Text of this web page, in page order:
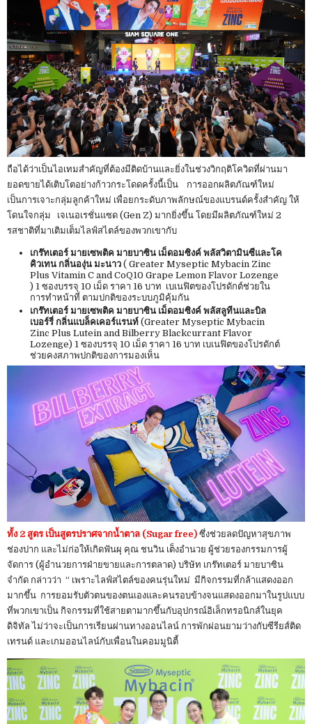
ถือได้ว่าเป็นไอเทมสำคัญที่ต้องมีติดบ้านและยิ่งในช่วงวิกฤติโควิดที่ผ่านมา
ยอดขายได้เติบโตอย่างก้าวกระโดดครั้งนี้เป็น การออกผลิตภัณฑ์ใหม่
เป็นการเจาะกลุ่มลูกค้าใหม่ เพื่อยกระดับภาพลักษณ์ของแบรนด์ครั้งสำคัญ ให้
โดนใจกลุ่ม เจเนอเรชั่นแซด (Gen Z) มากยิ่งขึ้น โดยมีผลิตภัณฑ์ใหม่ 2
รสชาติที่มาเติมเต็มไลฟ์สไตล์ของพวกเขากับ
เกร๊ทเตอร์ มายเซพติค มายบาซิน เม็ดอมซิงค์ พลัสวิตามินซีและโค
คิวเทน กลิ่นองุ่น มะนาว( Greater Myseptic Mybacin Zinc
Plus Vitamin C and CoQ10 Grape Lemon Flavor Lozenge
) 1 ซองบรรจุ 10 เม็ด ราคา 16 บาท เบเนฟิตของโปรดักต์ช่วยใน
การทำหน้าที่ ตามปกติของระบบภูมิคุ้มกัน
เกร๊ทเตอร์ มายเซพติค มายบาซิน เม็ดอมซิงค์ พลัสลูทีนและบิล
เบอร์รี่ กลิ่นแบล็คเคอร์แรนท์(Greater Myseptic Mybacin
Zinc Plus Lutein and Bilberry Blackcurrant Flavor
Lozenge) 1 ซองบรรจุ 10 เม็ด ราคา 16 บาท เบเนฟิตของโปรดักต์
ช่วยคงสภาพปกติของการมองเห็น
ทั้ง 2 สูตร เป็นสูตรปราศจากน้ำตาล (Sugar free) ซึ่งช่วยลดปัญหาสุขภาพ
ช่องปาก และไม่ก่อให้เกิดฟันผุ คุณ ชนวิน เต็งอำนวย ผู้ช่วยรองกรรมการผู้
จัดการ (ผู้อำนวยการฝ่ายขายและการตลาด) บริษัท เกร๊ทเตอร์ มายบาซิน
จำกัด กล่าวว่า “ เพราะไลฟ์สไตล์ของคนรุ่นใหม่ มีกิจกรรมที่กล้าแสดงออก
มากขึ้น การยอมรับตัวตนของตนเองและคนรอบข้างจนแสดงออกมาในรูปแบบ
ที่พวกเขาเป็น กิจกรรมที่ใช้สายตามากขึ้นกับอุปกรณ์อิเล็กทรอนิกส์ในยุค
ดิจิทัล ไม่ว่าจะเป็นการเรียนผ่านทางออนไลน์ การพักผ่อนยามว่างกับซีรียส์ติด
เทรนด์ และเกมออนไลน์กับเพื่อนในคอมมูนิตี้